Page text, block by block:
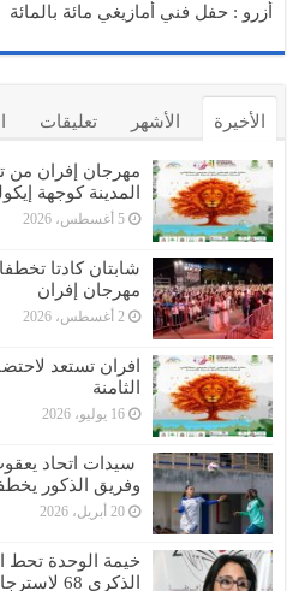
أزرو : حفل فني أمازيغي مائة بالمائة
الأخيرة الأشهر تعليقات
مهرجان إفران من
المدينة كوجهة
5 أغسطس، 2026
شابتان كادتا
مهرجان إفران
2 أغسطس، 2026
افران تستعد
الثامنة
16 يوليو، 2026
سيدات اتحاد
وفريق الذكور
20 أبريل، 2026
خيمة الوحدة تحط
الذكرى 68 لاسترجاع الاقليم